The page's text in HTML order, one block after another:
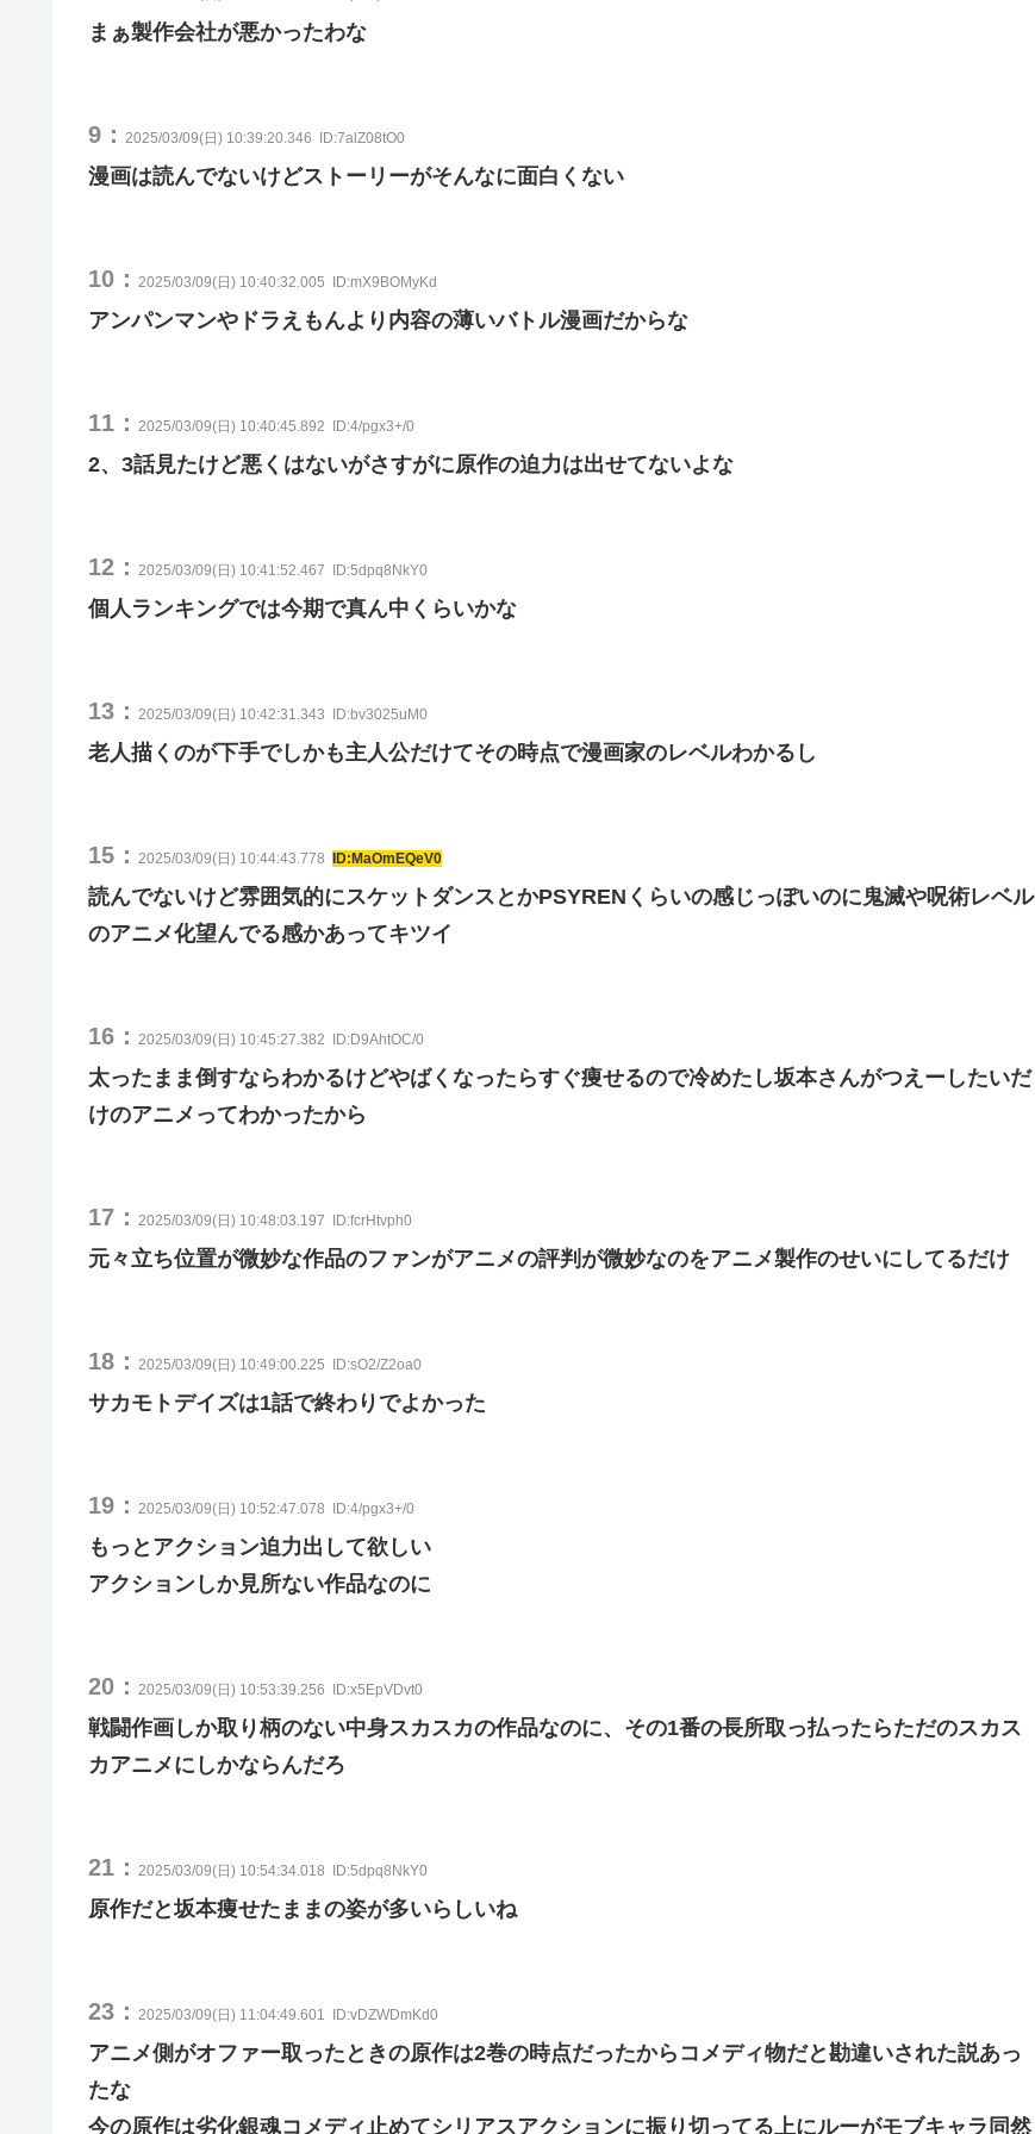
まぁ製作会社が悪かったわな
9： 2025/03/09(日) 10:39:20.346 ID:7alZ08tO0
漫画は読んでないけどストーリーがそんなに面白くない
10： 2025/03/09(日) 10:40:32.005 ID:mX9BOMyKd
アンパンマンやドラえもんより内容の薄いバトル漫画だからな
11： 2025/03/09(日) 10:40:45.892 ID:4/pgx3+/0
2、3話見たけど悪くはないがさすがに原作の迫力は出せてないよな
12： 2025/03/09(日) 10:41:52.467 ID:5dpq8NkY0
個人ランキングでは今期で真ん中くらいかな
13： 2025/03/09(日) 10:42:31.343 ID:bv3025uM0
老人描くのが下手でしかも主人公だけてその時点で漫画家のレベルわかるし
15： 2025/03/09(日) 10:44:43.778 ID:MaOmEQeV0
読んでないけど雰囲気的にスケットダンスとかPSYRENくらいの感じっぽいのに鬼滅や呪術レベル
のアニメ化望んでる感かあってキツイ
16： 2025/03/09(日) 10:45:27.382 ID:D9AhtOC/0
太ったまま倒すならわかるけどやばくなったらすぐ痩せるので冷めたし坂本さんがつえーしたいだ
けのアニメってわかったから
17： 2025/03/09(日) 10:48:03.197 ID:fcrHtvph0
元々立ち位置が微妙な作品のファンがアニメの評判が微妙なのをアニメ製作のせいにしてるだけ
18： 2025/03/09(日) 10:49:00.225 ID:sO2/Z2oa0
サカモトデイズは1話で終わりでよかった
19： 2025/03/09(日) 10:52:47.078 ID:4/pgx3+/0
もっとアクション迫力出して欲しい
アクションしか見所ない作品なのに
20： 2025/03/09(日) 10:53:39.256 ID:x5EpVDvt0
戦闘作画しか取り柄のない中身スカスカの作品なのに、その1番の長所取っ払ったらただのスカス
カアニメにしかならんだろ
21： 2025/03/09(日) 10:54:34.018 ID:5dpq8NkY0
原作だと坂本痩せたままの姿が多いらしいね
23： 2025/03/09(日) 11:04:49.601 ID:vDZWDmKd0
アニメ側がオファー取ったときの原作は2巻の時点だったからコメディ物だと勘違いされた説あっ
たな
今の原作は劣化銀魂コメディ止めてシリアスアクションに振り切ってる上にルーがモブキャラ同然